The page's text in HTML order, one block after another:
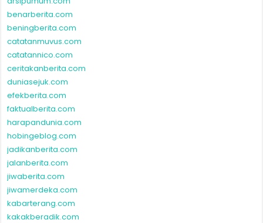
benarberita.com
beningberita.com
catatanmuvus.com
catatannico.com
ceritakanberita.com
duniasejuk.com
efekberita.com
faktualberita.com
harapandunia.com
hobingeblog.com
jadikanberita.com
jalanberita.com
jiwaberita.com
jiwamerdeka.com
kabarterang.com
kakakberadik.com